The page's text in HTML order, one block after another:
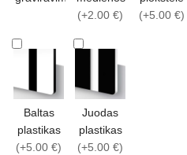
(+2.00 €)
(+5.00 €)
Baltas
plastikas
(+5.00 €)
Juodas
plastikas
(+5.00 €)